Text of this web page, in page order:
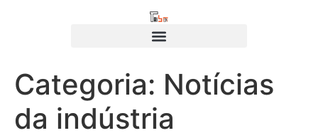
Categoria: Notícias
da indústria